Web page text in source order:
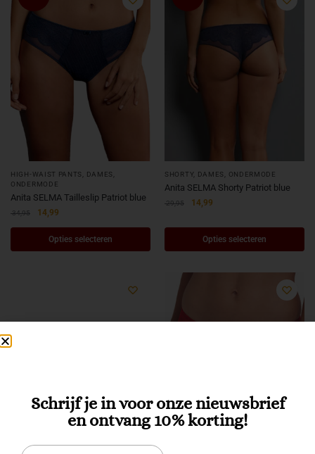
HIGH-WAIST PANTS DAMES
ONDERMODE
Anita SELMA Tailleslip Patriot blue
34,95 14,99
Opties selecteren
SHORTY, DAMES ONDERMODE
Anita SELMA Shorty Patriot blue
29,95 14,99
Opties selecteren
Schrijf je in voor onze nieuwsbrief
en ontvang 10% korting!